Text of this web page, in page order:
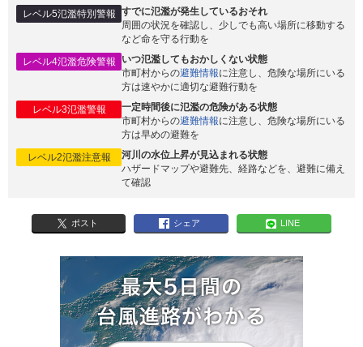
レベル5氾濫特別警報 すでに氾濫が発生しているおそれ
周囲の状況を確認し、少しでも高い場所に移動する
など命を守る行動を
レベル4氾濫危険警報
いつ氾濫してもおかしくない状態
市町村からの避難情報に注意し、危険な場所にいる
方は速やかに適切な避難行動を
レベル3氾濫警報
一定時間後に氾濫の危険がある状態
市町村からの避難情報に注意し、危険な場所にいる
方は早めの避難を
レベル2氾濫注意報
河川の水位上昇が見込まれる状態
ハザードマップや避難先、経路などを、避難に備え
て確認
ポスト シェア LINE